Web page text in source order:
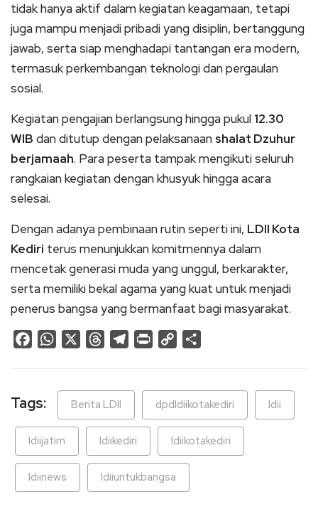
tidak hanya aktif dalam kegiatan keagamaan, tetapi
juga mampu menjadi pribadi yang disiplin, bertanggung
jawab, serta siap menghadapi tantangan era modern,
termasuk perkembangan teknologi dan pergaulan
sosial.
Kegiatan pengajian berlangsung hingga pukul 12.30
WIB dan ditutup dengan pelaksanaan shalat Dzuhur
berjamaah. Para peserta tampak mengikuti seluruh
rangkaian kegiatan dengan khusyuk hingga acara
selesai.
Dengan adanya pembinaan rutin seperti ini, LDII Kota
Kediri terus menunjukkan komitmennya dalam
mencetak generasi muda yang unggul, berkarakter,
serta memiliki bekal agama yang kuat untuk menjadi
penerus bangsa yang bermanfaat bagi masyarakat.
FacebookWhatsApp ThreadsTelegram
Print
Copy
Tags: Berita LDII dpdldiikotakediri ldii
ldiijatim ldiikediri ldiikotakediri
ldiinews ldiiuntukbangsa